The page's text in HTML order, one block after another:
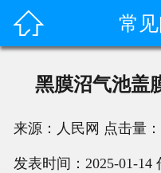
 常
黑膜沼气池盖
来源：人民网 点击量：
发表时间：2025-01-14